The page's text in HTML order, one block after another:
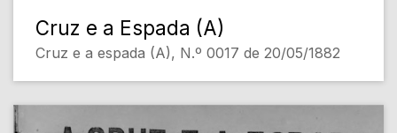
Cruz e a Espada (A)
Cruz e a espada (A), N.º 0017 de 20/05/1882